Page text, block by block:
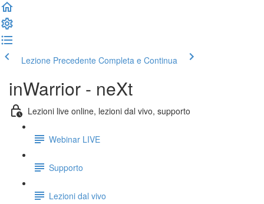
Lezione Precedente Completa e Continua
inWarrior - neXt
Lezioni live online, lezioni dal vivo, supporto
Webinar LIVE
Supporto
Lezioni dal vivo